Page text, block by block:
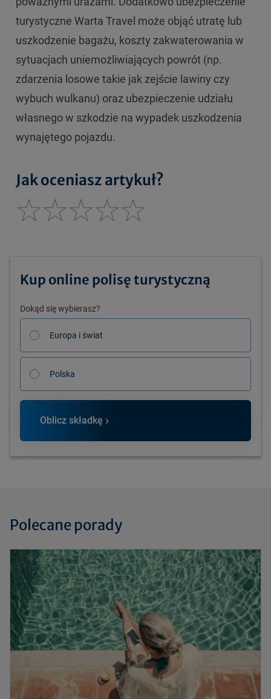
turystyczne Warta Travel może objąć utratę lub
uszkodzenie bagażu, koszty zakwaterowania w
sytuacjach uniemożliwiających powrót (np.
zdarzenia losowe takie jak zejście lawiny czy
wybuch wulkanu) oraz ubezpieczenie udziału
własnego w szkodzie na wypadek uszkodzenia
wynajętego pojazdu.
Jak oceniasz artykuł?
Kup online polisę turystyczną
Dokąd się wybierasz?
Europa i świat
Polska
Oblicz składkę
Polecane porady